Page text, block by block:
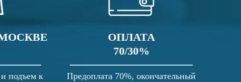
подъем к
ОПЛАТА
70/30%
Предоплата 70%, окончательный